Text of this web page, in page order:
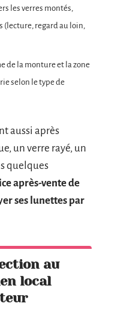
les verres montés,
(lecture, regard au loin,
de la monture et la zone
selon le type de
aussi après
un verre rayé, un
quelques
après-vente de
ses lunettes par
au
local